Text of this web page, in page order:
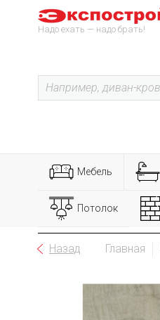
Надо ехать — надо брать!
Мебель
Потолок
Назад Главная